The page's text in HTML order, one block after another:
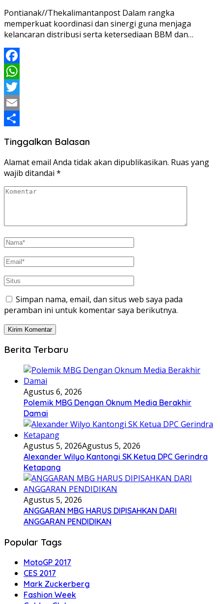
Pontianak//Thekalimantanpost Dalam rangka
memperkuat koordinasi dan sinergi guna menjaga
kelancaran distribusi serta ketersediaan BBM dan…
Facebook
WhatsApp
Twitter
Email
Tinggalkan Balasan
Alamat email Anda tidak akan dipublikasikan. Ruas yang
wajib ditandai *
Simpan nama, email, dan situs web saya pada
peramban ini untuk komentar saya berikutnya.
Berita Terbaru
Agustus 6, 2026
Polemik MBG Dengan Oknum Media Berakhir
Damai
Agustus 5, 2026Agustus 5, 2026
Alexander Wilyo Kantongi SK Ketua DPC Gerindra
Ketapang
Agustus 5, 2026
ANGGARAN MBG HARUS DIPISAHKAN DARI
ANGGARAN PENDIDIKAN
Popular Tags
MotoGP 2017
CES 2017
Mark Zuckerberg
Fashion Week